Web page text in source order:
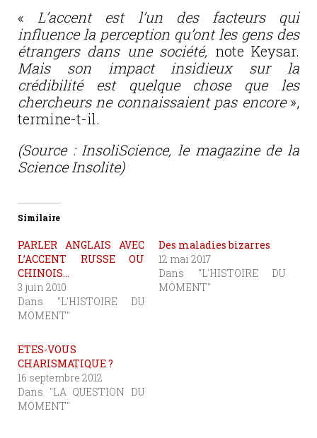
« L’accentest l’un des facteurs qui
influence la perception qu’ont les gens des
étrangers dans une société, note Keysar.
Mais son impact insidieux sur la
crédibilité est quelque chose que les
chercheurs ne connaissaient pas encore»,
termine-t-il.
(Source : InsoliScience, le magazine de la
Science Insolite)
Similaire
PARLER ANGLAIS AVEC
L’ACCENT RUSSE OU
CHINOIS…
3 juin 2010
Dans "L'HISTOIRE DU
MOMENT"
Des maladies bizarres
12 mai 2017
Dans "L'HISTOIRE DU
MOMENT"
ETES-VOUS
CHARISMATIQUE ?
16 septembre 2012
Dans "LA QUESTION DU
MOMENT"